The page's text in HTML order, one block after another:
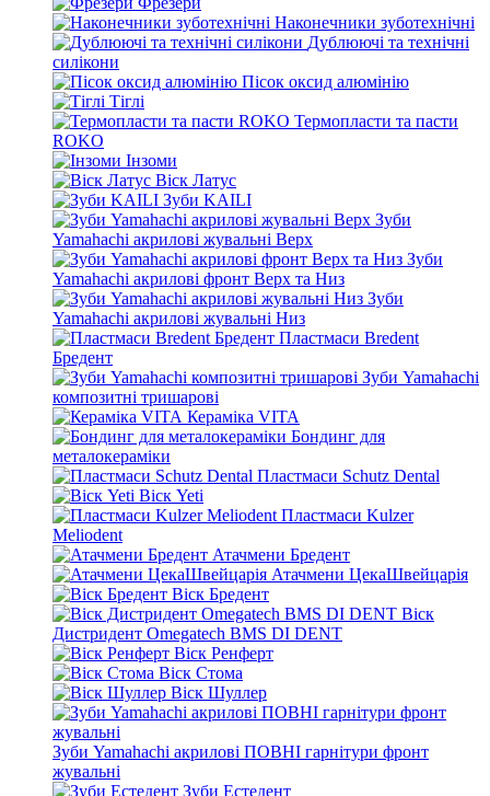
Наконечники зуботехнічні
Дублюючі та технічні
силікони
Пісок оксид алюмінію
Тіглі
Термопласти та пасти
ROKO
Інзоми
Віск Латус
Зуби KAILI
Зуби
Yamahachi акрилові жувальні Верх
Зуби
Yamahachi акрилові фронт Верх та Низ
Зуби
Yamahachi акрилові жувальні Низ
Пластмаси Bredent
Бредент
Зуби Yamahachi
композитні тришарові
Кераміка VITA
Бондинг для
металокераміки
Пластмаси Schutz Dental
Віск Yeti
Пластмаси Kulzer
Meliodent
Атачмени Бредент
Атачмени ЦекаШвейцарія
Віск Бредент
Віск
Дистридент Omegatech BMS DI DENT
Віск Ренферт
Віск Стома
Віск Шуллер
Зуби Yamahachi акрилові ПОВНІ гарнітури фронт
жувальні
Зуби Естедент